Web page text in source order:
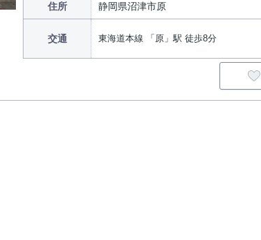
住所 静岡県沼津市原
交通 東海道本線 「原」駅 徒歩8分